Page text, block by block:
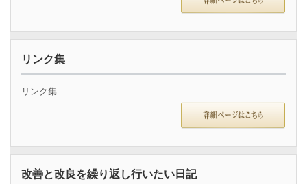
リンク集
リンク集...
改善と改良を繰り返し行いたい日記